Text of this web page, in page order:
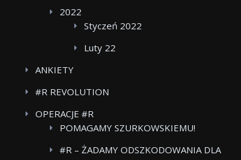
2022
Styczeń 2022
Luty 22
ANKIETY
#R REVOLUTION
OPERACJE #R
POMAGAMY SZURKOWSKIEMU!
#R – ŻADAMY ODSZKODOWANIA DLA